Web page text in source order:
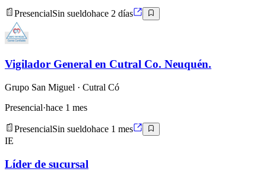
PresencialSin sueldohace 2 días
Vigilador General en Cutral Co. Neuquén.
Grupo San Miguel · Cutral Có
Presencial·hace 1 mes
PresencialSin sueldohace 1 mes
IE
Líder de sucursal